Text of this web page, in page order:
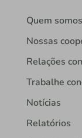
Quem somos
Nossas
Relações
Trabalhe
Notícias
Relatórios